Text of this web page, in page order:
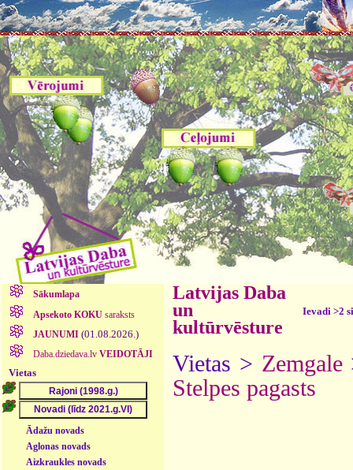
Sākumlapa
Apsekoto KOKUsaraksts
JAUNUMI (01.08.2026.)
Daba.dziedava.lv VEIDOTĀJI
Vietas
Ādažu novads
Aglonas novads
Aizkraukles novads
Latvijas Daba
un
kultūrvēsture
Ievadi >2
Vietas > Zemgale
Stelpes pagasts